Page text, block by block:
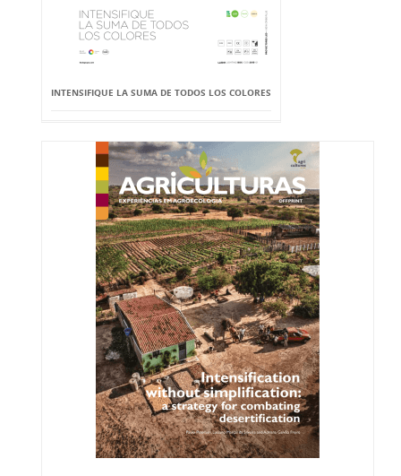
INTENSIFIQUE LA SUMA DE TODOS LOS COLORES